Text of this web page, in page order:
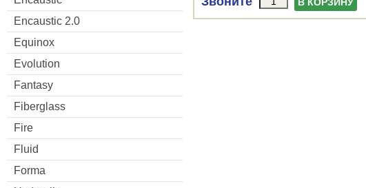
Encaustic 2.0
Equinox
Evolution
Fantasy
Fiberglass
Fire
Fluid
Forma
В КОРЗИНУ